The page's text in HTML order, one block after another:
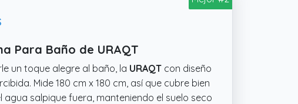
Para Baño de URAQT
un toque alegre al baño, la URAQT con diseño
Mide 180 cm x 180 cm, así que cubre bien
salpique fuera, manteniendo el suelo seco